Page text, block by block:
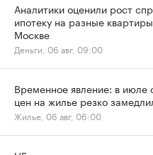
Аналитики оценили рост
ипотеку на разные
Москве
Деньги, 06 авг, 09:00
Временное явление: в июле
цен на жилье резко
Жилье, 06 авг, 06:00